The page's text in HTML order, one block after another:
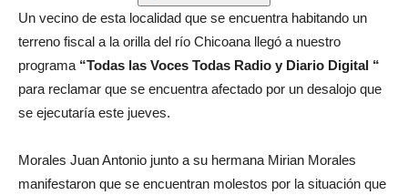
Un vecino de esta localidad que se encuentra habitando un
terreno fiscal a la orilla del río Chicoana llegó a nuestro
programa “Todas las Voces Todas Radio y Diario Digital “
para reclamar que se encuentra afectado por un desalojo que
se ejecutaría este jueves.
Morales Juan Antonio junto a su hermana Mirian Morales
manifestaron que se encuentran molestos por la situación que